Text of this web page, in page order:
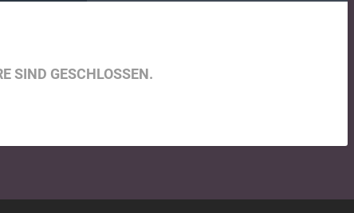
SIND GESCHLOSSEN.